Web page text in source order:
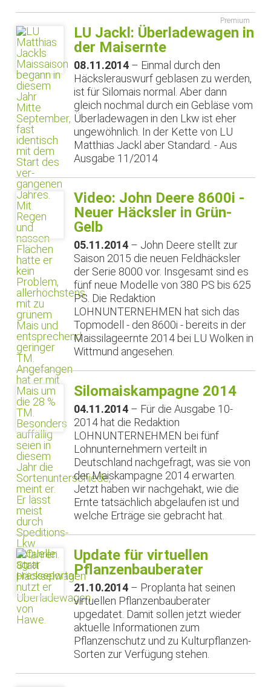
Premium
LU Jackl: Überladewagen in
der Maisernte
08.11.2014 – Einmal durch den
Häckslerauswurf geblasen zu werden,
ist für Silomais normal. Aber dann
gleich nochmal durch ein Gebläse vom
Überladewagen in den Lkw ist eher
ungewöhnlich. In der Kette von LU
Matthias Jackl aber Standard. - Aus
Ausgabe 11/2014
Video: John Deere 8600i -
Neuer Häcksler in Grün-
Gelb
05.11.2014 – John Deere stellt zur
Saison 2015 die neuen Feldhäcksler
der Serie 8000 vor. Insgesamt sind es
fünf neue Modelle von 380 PS bis 625
PS. Die Redaktion
LOHNUNTERNEHMEN hat sich das
Topmodell - den 8600i - bereits in der
Maissilageernte 2014 bei LU Wolken in
Wittmund angesehen.
Silomaiskampagne 2014
04.11.2014 – Für die Ausgabe 10-
2014 hat die Redaktion
LOHNUNTERNEHMEN bei fünf
Lohnunternehmern verteilt in
Deutschland nachgefragt, was sie von
der Maiskampagne 2014 erwarten.
Jetzt haben wir nachgehakt, wie die
Ernte tatsächlich abgelaufen ist und
welche Erträge sie gebracht hat.
Update für virtuellen
Pflanzenbauberater
21.10.2014 – Proplanta hat seinen
virtuellen Pflanzenbauberater
upgedatet. Damit sollen jetzt wieder
aktuelle Informationen zum
Pflanzenschutz und zu Kulturpflanzen-
Sorten zur Verfügung stehen.